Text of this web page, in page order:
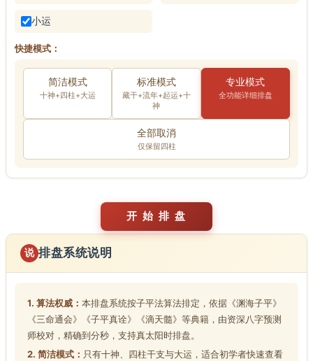
小运
快捷模式：
简洁模式
十神+四柱+大运
标准模式
藏干+流年+起运+十
神
专业模式
全功能详细排盘
全部取消
仅保留四柱
说 排盘系统说明
1. 算法权威： 本排盘系统按子平法算法排定，依据《渊海子平》
《三命通会》《子平真诠》《滴天髓》等典籍，由资深八字预测
师校对，精确到分秒，支持真太阳时排盘。
2. 简洁模式： 只有十神、四柱干支与大运，适合初学者快速查看